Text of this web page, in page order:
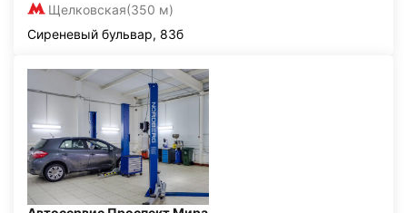
Щелковская(350 м)
Сиреневый бульвар, 83б